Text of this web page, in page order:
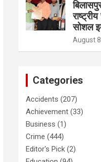
सोशल
August
Categories
Accidents (207)
Achievement (33)
Business (1)
Crime (444)
Editor's Pick (2)